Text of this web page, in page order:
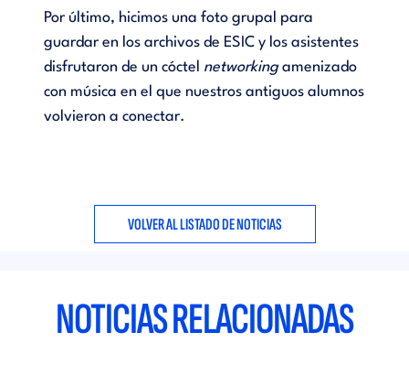
Por último, hicimos una foto grupal para
guardar en los archivos de ESIC y los asistentes
disfrutaron de un cóctel networking amenizado
con música en el que nuestros antiguos alumnos
volvieron a conectar.
VOLVER AL LISTADO DE NOTICIAS
NOTICIAS RELACIONADAS